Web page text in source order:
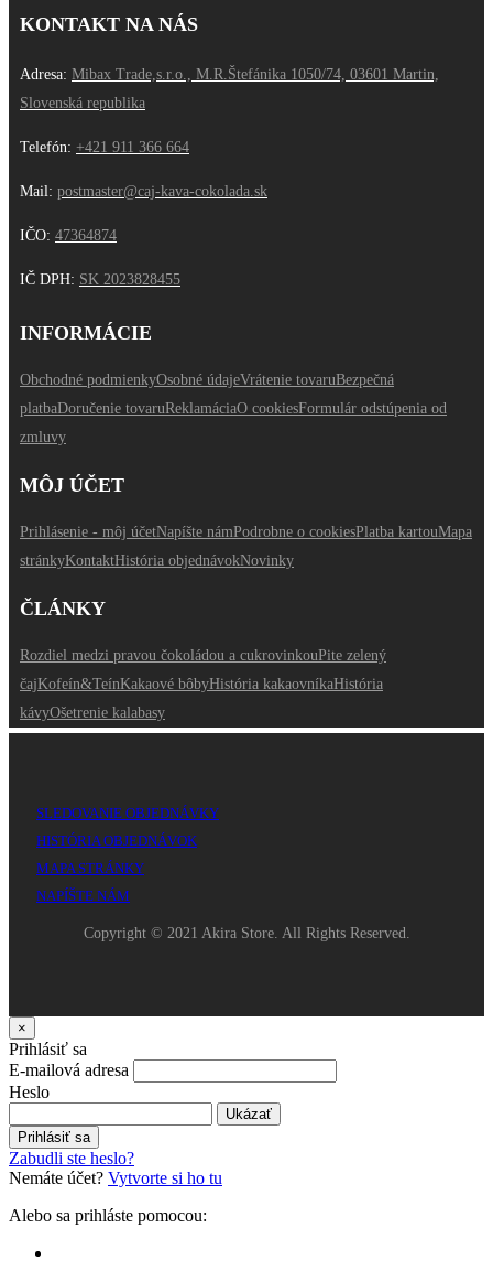
KONTAKT NA NÁS
Adresa: Mibax Trade,s.r.o., M.R.Štefánika 1050/74, 03601 Martin,
Slovenská republika
Telefón: +421 911 366 664
Mail: postmaster@caj-kava-cokolada.sk
IČO: 47364874
IČ DPH: SK 2023828455
INFORMÁCIE
Obchodné podmienkyOsobné údajeVrátenie tovaruBezpečná
platbaDoručenie tovaruReklamáciaO cookiesFormulár odstúpenia od
zmluvy
MÔJ ÚČET
Prihlásenie - môj účetNapíšte námPodrobne o cookiesPlatba kartouMapa
stránkyKontaktHistória objednávokNovinky
ČLÁNKY
Rozdiel medzi pravou čokoládou a cukrovinkouPite zelený
čajKofeín&TeínKakaové bôbyHistória kakaovníkaHistória
kávyOšetrenie kalabasy
SLEDOVANIE OBJEDNÁVKY
HISTÓRIA OBJEDNÁVOK
MAPA STRÁNKY
NAPÍŠTE NÁM
Copyright © 2021 Akira Store. All Rights Reserved.
×
Prihlásiť sa
E-mailová adresa
Heslo
Ukázať
Prihlásiť sa
Zabudli ste heslo?
Nemáte účet? Vytvorte si ho tu
Alebo sa prihláste pomocou: